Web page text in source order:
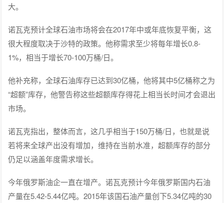
大。
诺瓦克预计全球石油市场将会在2017年中或年底恢复平衡，这
很大程度取决于沙特的政策。他称需求至少将每年增长0.8-
1%，相当于增长70-100万桶/日。
他补充称，全球石油库存已达到30亿桶，他将其中5亿桶称之为
“超额”库存，他警告称这些超额库存得花上相当长时间才会退出
市场。
诺瓦克指出，整体而言，这几乎相当于150万桶/日，也就是说
若将来全球产出没有增加，维持在当前水准，超额库存的部分
仍足以涵盖年度需求增长。
今年俄罗斯油企一直在增产。诺瓦克预计今年俄罗斯国内石油
产量在5.42-5.44亿吨。2015年该国石油产量创下5.34亿吨的30